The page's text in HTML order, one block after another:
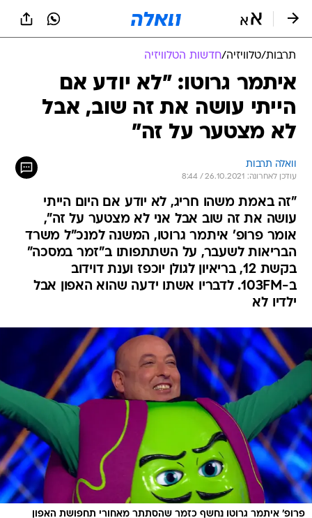
תרבות/טלוויזיה/חדשות הטלוויזיה
איתמר גרוטו: "לא יודע אם
הייתי עושה את זה שוב, אבל
לא מצטער על זה"
וואלה תרבות
עודכן לאחרונה: 26.10.2021 / 8:44
"זה באמת משהו חריג, לא יודע אם היום הייתי
עושה את זה שוב אבל אני לא מצטער על זה",
אומר פרופ' איתמר גרוטו, המשנה למנכ"ל משרד
הבריאות לשעבר, על השתתפותו ב"זמר במסכה"
בקשת 12, בריאיון לגולן יוכפז וענת דוידוב
ב-103FM. לדבריו אשתו ידעה שהוא האפון אבל
ילדיו לא
פרופ' איתמר גרוטו נחשף כזמר שהסתתר מאחורי תחפושת האפון